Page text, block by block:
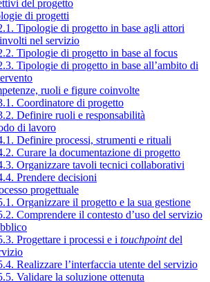
del progetto
di progetti
Tipologie di progetto in base agli attori
nel servizio
Tipologie di progetto in base al focus
Tipologie di progetto in base all’ambito di
ruoli e figure coinvolte
Coordinatore di progetto
Definire ruoli e responsabilità
di lavoro
Definire processi, strumenti e rituali
Curare la documentazione di progetto
Organizzare tavoli tecnici collaborativi
Prendere decisioni
progettuale
Organizzare il progetto e la sua gestione
Comprendere il contesto d’uso del servizio
Progettare i processi e i touchpointdel
Realizzare l’interfaccia utente del servizio
Validare la soluzione ottenuta